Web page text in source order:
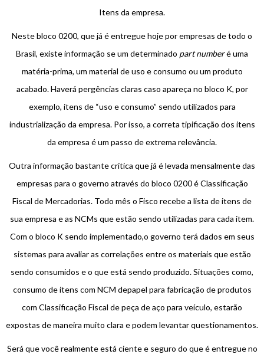
Itens da empresa.
Neste bloco 0200, que já é entregue hoje por empresas de todo o
Brasil, existe informação se um determinado part numberé uma
matéria-prima, um material de uso e consumo ou um produto
acabado. Haverá pergências claras caso apareça no bloco K, por
exemplo, itens de “uso e consumo” sendo utilizados para
industrialização da empresa. Por isso, a correta tipificação dos itens
da empresa é um passo de extrema relevância.
Outra informação bastante crítica que já é levada mensalmente das
empresas para o governo através do bloco 0200 é Classificação
Fiscal de Mercadorias. Todo mês o Fisco recebe a lista de itens de
sua empresa e as NCMs que estão sendo utilizadas para cada item.
Com o bloco K sendo implementado,o governo terá dados em seus
sistemas para avaliar as correlações entre os materiais que estão
sendo consumidos e o que está sendo produzido. Situações como,
consumo de itens com NCM depapel para fabricação de produtos
com Classificação Fiscal de peça de aço para veículo, estarão
expostas de maneira muito clara e podem levantar questionamentos.
Será que você realmente está ciente e seguro do que é entregue no